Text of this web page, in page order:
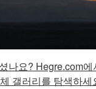
나요? Hegre.com
갤러리를 탐색하세